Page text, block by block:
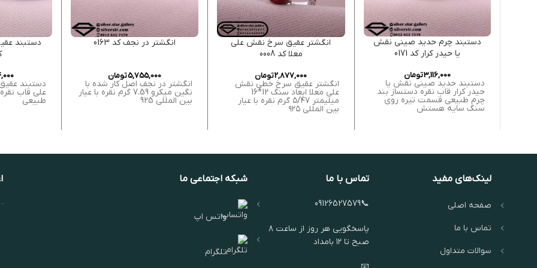
دستبند چرم حدید صینی نقش
یا حیدر کرار کد 0171
3,116,000تومان
دستبند حدید صینی نقش یا
حیدر کرار قاب نقره دستساز بند
چرم طبیعی قسمت تیره روی
سنگ سایه هستش
انگشتر عقیق سرخ نقش علی
معلا کد 0008
2,877,000تومان
انگشتر عقیق سرخ خطی نقش
علی معلا ابعاد سنگ 12*16
میلیمتر ۵/۴۷ گرم نقره با عیار
بین المللی ۹۲۵
انگشتر در نجف کد 0163
5,755,000تومان
انگشتر در نجف اصل کار شده با
نگین میکرو 7.59 گرم نقره با عیار
بین المللی 925
دستبند
دستبند
علی قاب
طبیعی
لینک‌های مفید
صفحه اصلی
تماس با ما
سوالات متداول
تماس با ما
📞09126527579
پاسخگویی هر روز از ساعت ۸
صبح تا ۱۲ بامداد
شبکه اجتماعی ما
واتس اپ
تلگرام